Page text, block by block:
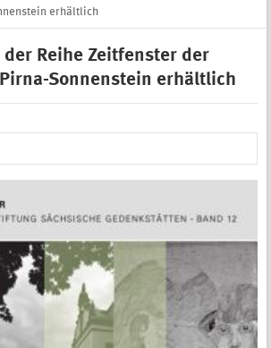
erhältlich
der Reihe Zeitfenster der
Sonnenstein erhältlich